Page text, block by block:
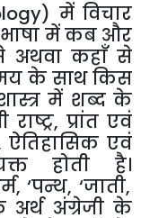
) में विचार
भाषा मेंकब और
अथवा कहाँ से
के साथ किस
में शब्द के
राष्ट्र,प्रांत एवं
ऐतिहासिक एवं
होती
है।
, ‘पन्थ, ‘जाती,
अर्थ अंग्रेजी के